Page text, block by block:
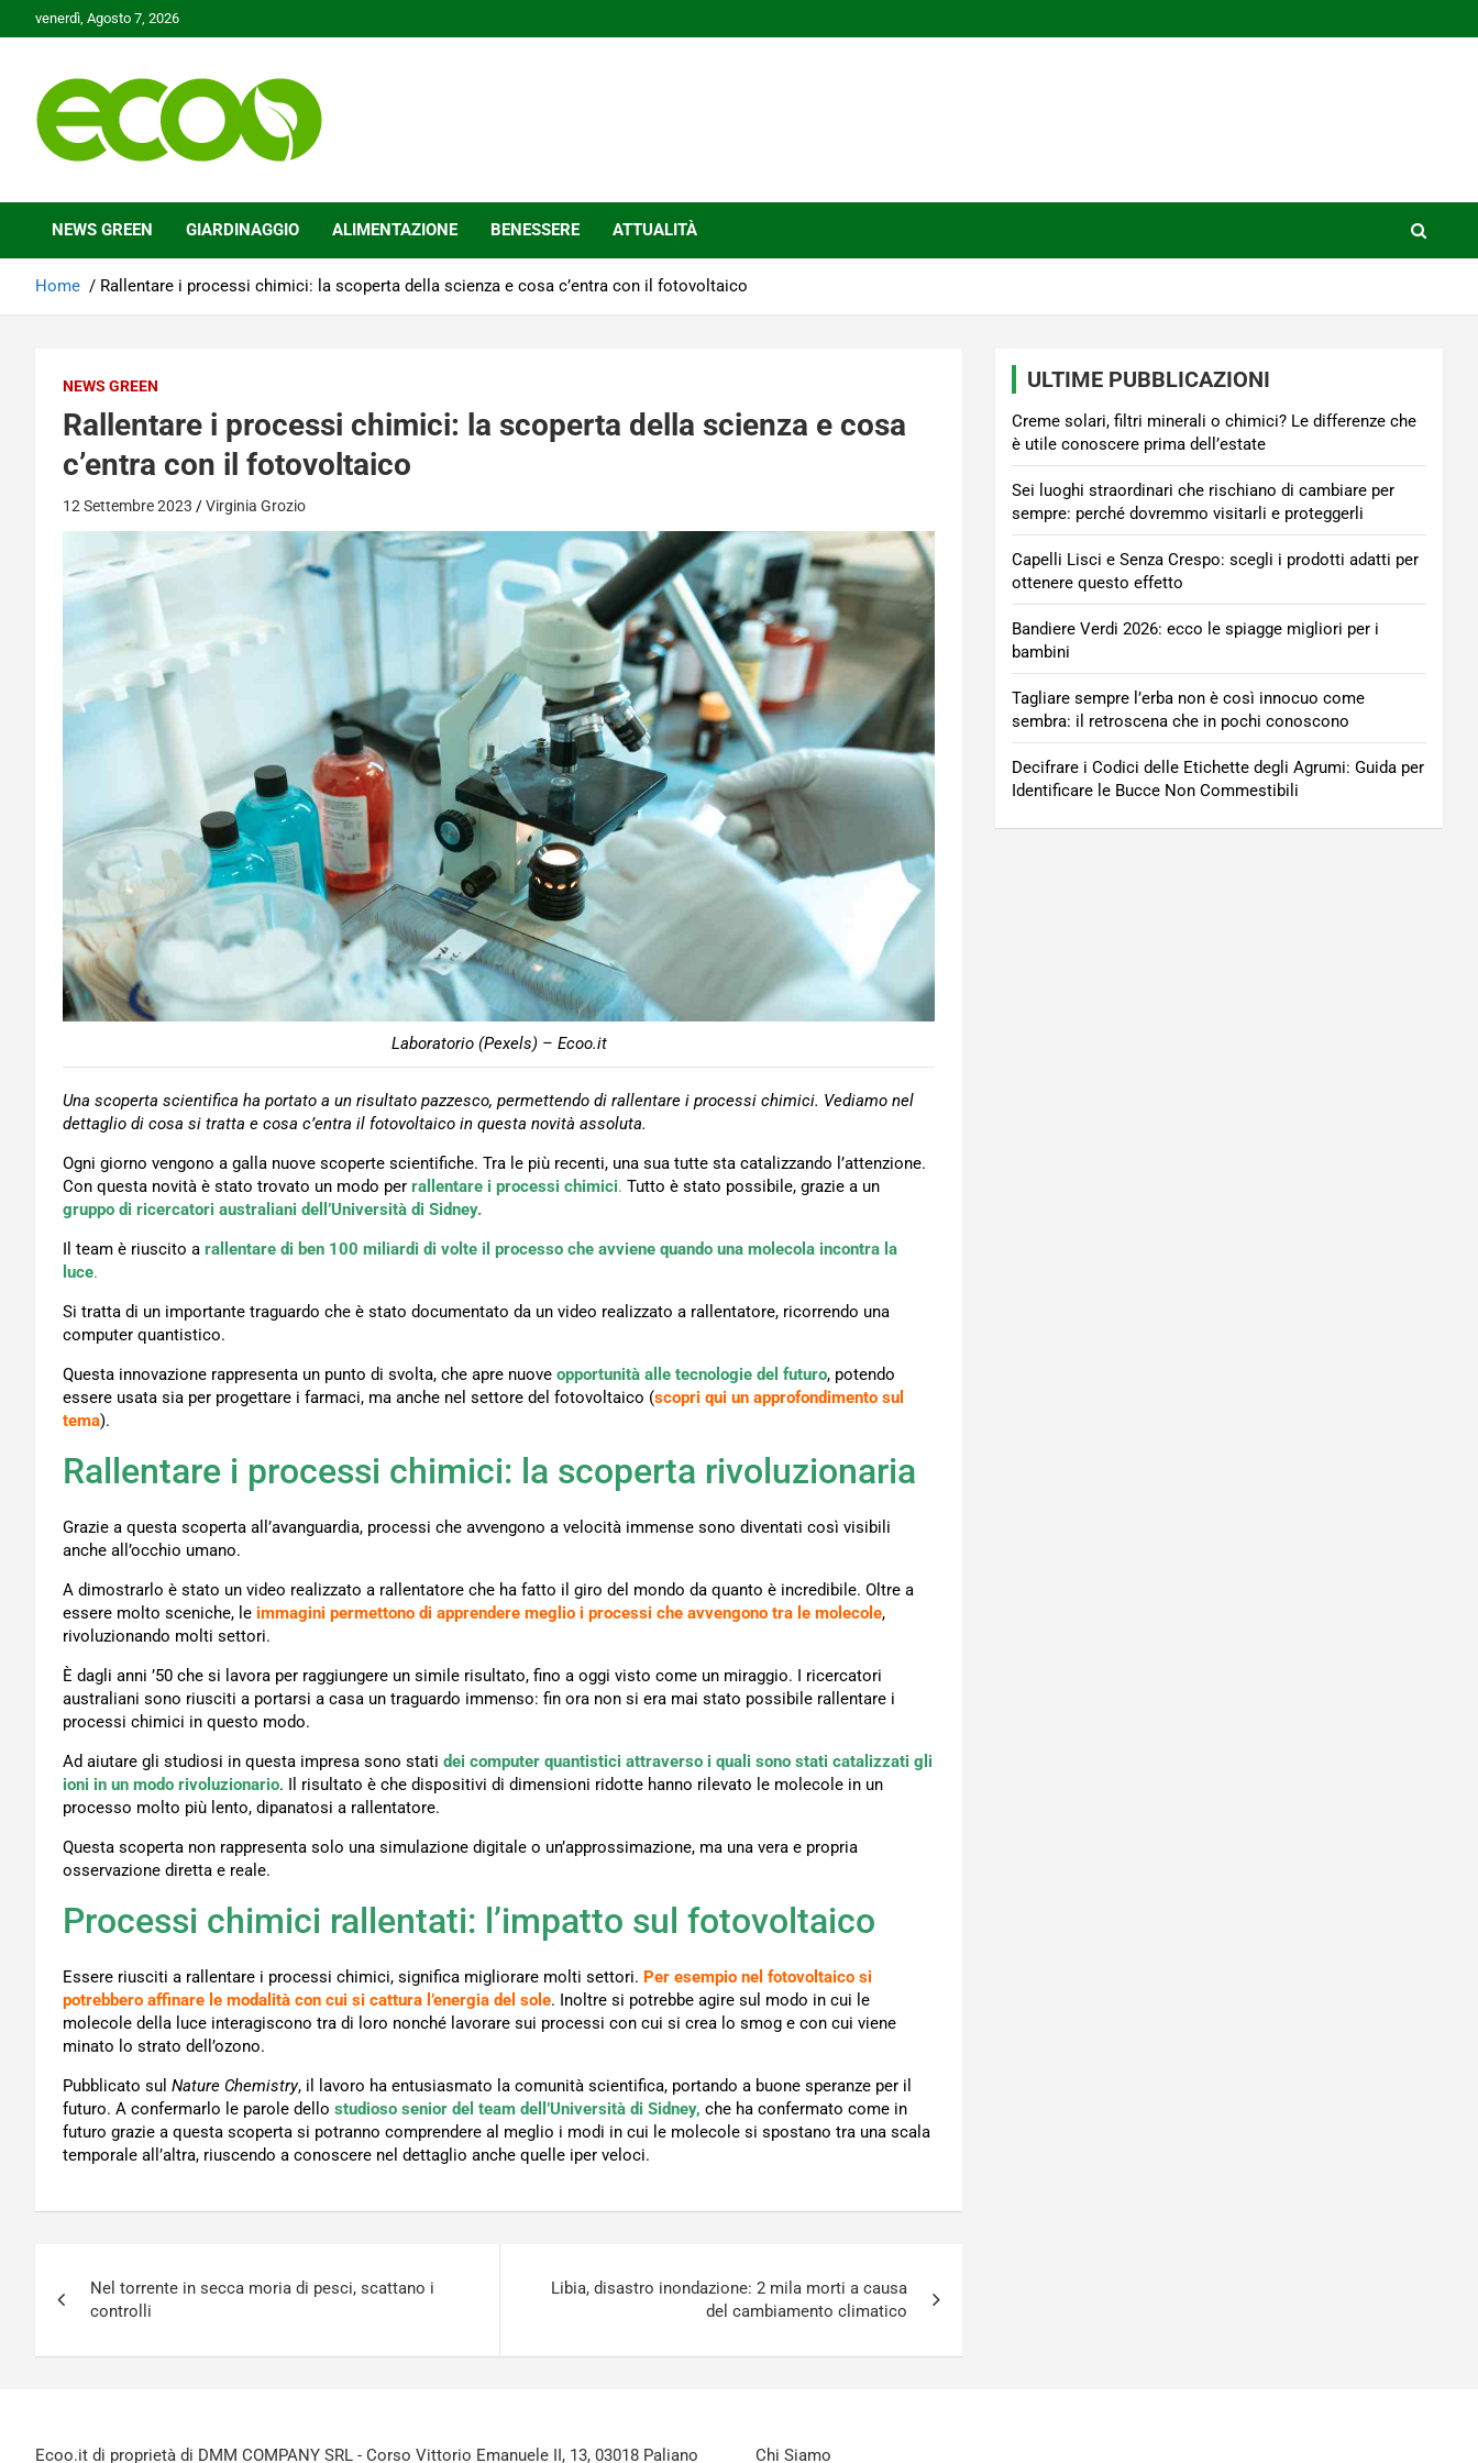
to
venerdì, Agosto 7, 2026
Ecoo.it
NEWS GREEN GIARDINAGGIO ALIMENTAZIONE BENESSERE ATTUALITÀ
Home Rallentare i processi chimici: la scoperta della scienza e cosa c’entra con il fotovoltaico
NEWS GREEN
Rallentare i processi chimici: la scoperta della scienza e cosa
c’entra con il fotovoltaico
12 Settembre 2023 Virginia Grozio
Laboratorio (Pexels) – Ecoo.it
Una scoperta scientifica ha portato a un risultato pazzesco, permettendo di rallentare i processi chimici. Vediamo nel
dettaglio di cosa si tratta e cosa c’entra il fotovoltaico in questa novità assoluta.
Ogni giorno vengono a galla nuove scoperte scientifiche. Tra le più recenti, una sua tutte sta catalizzando l’attenzione.
Con questa novità è stato trovato un modo per rallentare i processi chimici. Tutto è stato possibile, grazie a un
gruppo di ricercatori australiani dell’Università di Sidney.
Il team è riuscito a rallentare di ben 100 miliardi di volte il processo che avviene quando una molecola incontra la
luce.
Si tratta di un importante traguardo che è stato documentato da un video realizzato a rallentatore, ricorrendo una
computer quantistico.
Questa innovazione rappresenta un punto di svolta, che apre nuove opportunità alle tecnologie del futuro, potendo
essere usata sia per progettare i farmaci, ma anche nel settore del fotovoltaico (scopri qui un approfondimento sul
tema).
Rallentare i processi chimici: la scoperta rivoluzionaria
Grazie a questa scoperta all’avanguardia, processi che avvengono a velocità immense sono diventati così visibili
anche all’occhio umano.
A dimostrarlo è stato un video realizzato a rallentatore che ha fatto il giro del mondo da quanto è incredibile. Oltre a
essere molto sceniche, le immagini permettono di apprendere meglio i processi che avvengono tra le molecole,
rivoluzionando molti settori.
È dagli anni ’50 che si lavora per raggiungere un simile risultato, fino a oggi visto come un miraggio. I ricercatori
australiani sono riusciti a portarsi a casa un traguardo immenso: fin ora non si era mai stato possibile rallentare i
processi chimici in questo modo.
Ad aiutare gli studiosi in questa impresa sono stati dei computer quantistici attraverso i quali sono stati catalizzati gli
ioni in un modo rivoluzionario. Il risultato è che dispositivi di dimensioni ridotte hanno rilevato le molecole in un
processo molto più lento, dipanatosi a rallentatore.
Questa scoperta non rappresenta solo una simulazione digitale o un’approssimazione, ma una vera e propria
osservazione diretta e reale.
Processi chimici rallentati: l’impatto sul fotovoltaico
Essere riusciti a rallentare i processi chimici, significa migliorare molti settori. Per esempio nel fotovoltaico si
potrebbero affinare le modalità con cui si cattura l’energia del sole. Inoltre si potrebbe agire sul modo in cui le
molecole della luce interagiscono tra di loro nonché lavorare sui processi con cui si crea lo smog e con cui viene
minato lo strato dell’ozono.
Pubblicato sul Nature Chemistry, il lavoro ha entusiasmato la comunità scientifica, portando a buone speranze per il
futuro. A confermarlo le parole dello studioso senior del team dell’Università di Sidney, che ha confermato come in
futuro grazie a questa scoperta si potranno comprendere al meglio i modi in cui le molecole si spostano tra una scala
temporale all’altra, riuscendo a conoscere nel dettaglio anche quelle iper veloci.
articoli
Nel torrente in secca moria di pesci, scattano i
controlli
Libia, disastro inondazione: 2 mila morti a causa
del cambiamento climatico
ULTIME PUBBLICAZIONI
Creme solari, filtri minerali o chimici? Le differenze che
è utile conoscere prima dell’estate
Sei luoghi straordinari che rischiano di cambiare per
sempre: perché dovremmo visitarli e proteggerli
Capelli Lisci e Senza Crespo: scegli i prodotti adatti per
ottenere questo effetto
Bandiere Verdi 2026: ecco le spiagge migliori per i
bambini
Tagliare sempre l’erba non è così innocuo come
sembra: il retroscena che in pochi conoscono
Decifrare i Codici delle Etichette degli Agrumi: Guida per
Identificare le Bucce Non Commestibili
Ecoo.it di proprietà di DMM COMPANY SRL - Corso Vittorio Emanuele II, 13, 03018 Paliano Chi Siamo